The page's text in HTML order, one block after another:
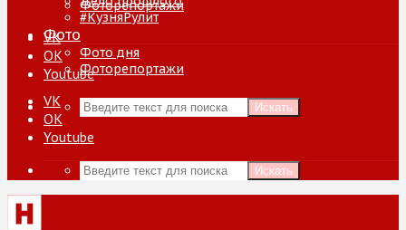
Фоторепортажи
VK
ОК
Youtube
Искать
#КузняРулит
Фото
Фото дня
Фоторепортажи
VK
ОК
Youtube
Искать